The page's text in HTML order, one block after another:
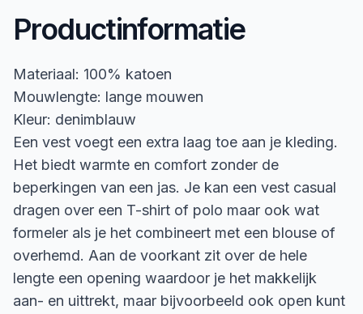
Productinformatie
Materiaal: 100% katoen
Mouwlengte: lange mouwen
Kleur: denimblauw
Een vest voegt een extra laag toe aan je kleding.
Het biedt warmte en comfort zonder de
beperkingen van een jas. Je kan een vest casual
dragen over een T-shirt of polo maar ook wat
formeler als je het combineert met een blouse of
overhemd. Aan de voorkant zit over de hele
lengte een opening waardoor je het makkelijk
aan- en uittrekt, maar bijvoorbeeld ook open kunt